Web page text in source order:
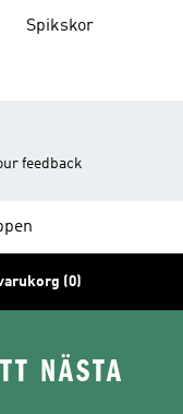
Spikskor
feedback
(0)
NÄSTA